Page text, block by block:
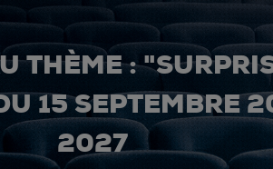
THÈME :
15 SEPTEMBRE
2027